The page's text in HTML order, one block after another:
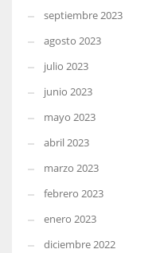
septiembre 2023
agosto 2023
julio 2023
junio 2023
mayo 2023
abril 2023
marzo 2023
febrero 2023
enero 2023
diciembre 2022